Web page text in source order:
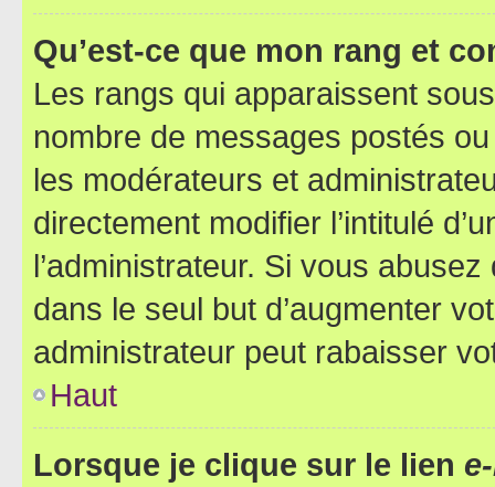
Qu’est-ce que mon rang et
Les rangs qui apparaissent
nombre de messages postés
les modérateurs et
directement modifier l’intitulé
l’administrateur. Si vous
dans le seul but d’augmenter
administrateur peut rabaisser
Haut
Lorsque je clique sur le lien